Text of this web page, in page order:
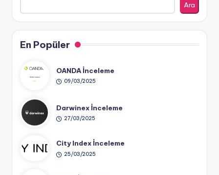
Ara
En Popüler
OANDA İnceleme
09/03/2025
Darwinex İnceleme
27/03/2025
City Index İnceleme
25/03/2025